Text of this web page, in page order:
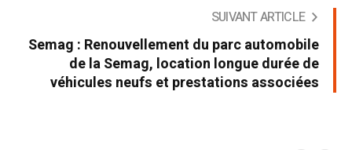
SUIVANT ARTICLE
Semag : Renouvellement du parc automobile
de la Semag, location longue durée de
véhicules neufs et prestations associées